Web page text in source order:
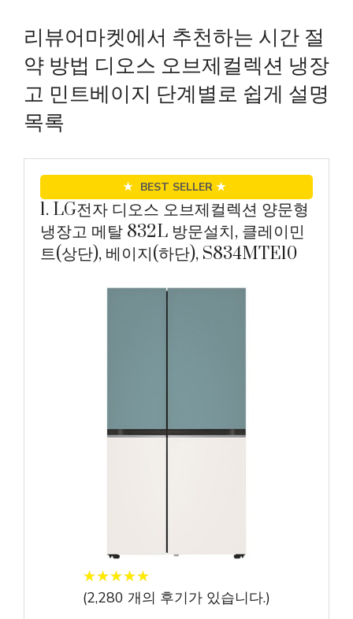
리뷰어마켓에서 추천하는 시간 절
약 방법 디오스 오브제컬렉션 냉장
고 민트베이지 단계별로 쉽게 설명
목록
★ BEST SELLER ★
1. LG전자 디오스 오브제컬렉션 양문형
냉장고 메탈 832L 방문설치, 클레이민
트(상단), 베이지(하단), S834MTE10
★★★★★
★★★★★
(2,280 개의 후기가 있습니다.)